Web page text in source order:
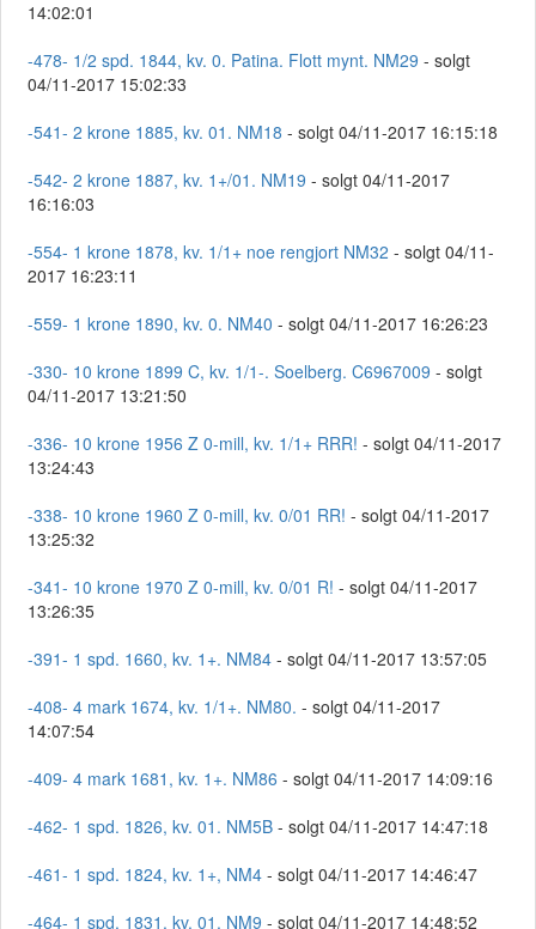
14:02:01
-478- 1/2 spd. 1844, kv. 0. Patina. Flott mynt. NM29 - solgt
04/11-2017 15:02:33
-541- 2 krone 1885, kv. 01. NM18 - solgt 04/11-2017 16:15:18
-542- 2 krone 1887, kv. 1+/01. NM19 - solgt 04/11-2017
16:16:03
-554- 1 krone 1878, kv. 1/1+ noe rengjort NM32 - solgt 04/11-
2017 16:23:11
-559- 1 krone 1890, kv. 0. NM40 - solgt 04/11-2017 16:26:23
-330- 10 krone 1899 C, kv. 1/1-. Soelberg. C6967009 - solgt
04/11-2017 13:21:50
-336- 10 krone 1956 Z 0-mill, kv. 1/1+ RRR! - solgt 04/11-2017
13:24:43
-338- 10 krone 1960 Z 0-mill, kv. 0/01 RR! - solgt 04/11-2017
13:25:32
-341- 10 krone 1970 Z 0-mill, kv. 0/01 R! - solgt 04/11-2017
13:26:35
-391- 1 spd. 1660, kv. 1+. NM84 - solgt 04/11-2017 13:57:05
-408- 4 mark 1674, kv. 1/1+. NM80. - solgt 04/11-2017
14:07:54
-409- 4 mark 1681, kv. 1+. NM86 - solgt 04/11-2017 14:09:16
-462- 1 spd. 1826, kv. 01. NM5B - solgt 04/11-2017 14:47:18
-461- 1 spd. 1824, kv. 1+, NM4 - solgt 04/11-2017 14:46:47
-464- 1 spd. 1831, kv. 01. NM9 - solgt 04/11-2017 14:48:52